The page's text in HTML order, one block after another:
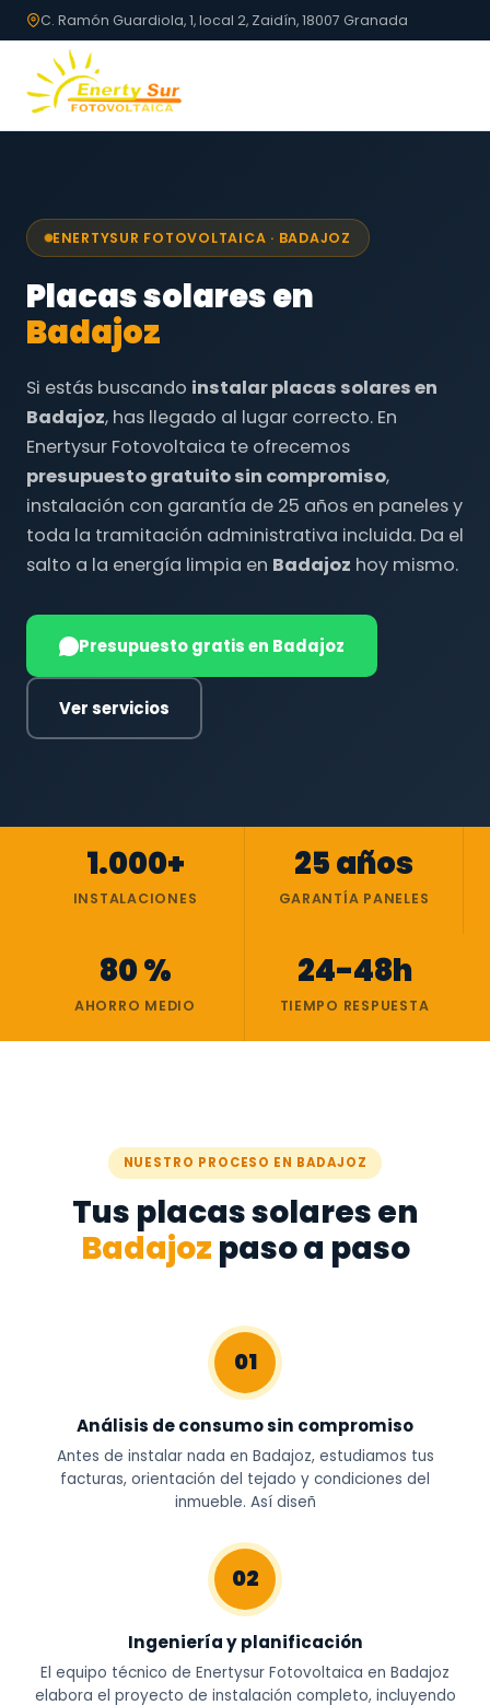
C. Ramón Guardiola, 1, local 2, Zaidín, 18007 Granada
ENERTYSUR FOTOVOLTAICA · BADAJOZ
Placas solares en
Badajoz
Si estás buscando instalar placas solares en
Badajoz, has llegado al lugar correcto. En
Enertysur Fotovoltaica te ofrecemos
presupuesto gratuito sin compromiso,
instalación con garantía de 25 años en paneles y
toda la tramitación administrativa incluida. Da el
salto a la energía limpia en Badajoz hoy mismo.
Presupuesto gratis en Badajoz
Ver servicios
1.000+
INSTALACIONES
25 años
GARANTÍA PANELES
80 %
AHORRO MEDIO
24-48h
TIEMPO RESPUESTA
NUESTRO PROCESO EN BADAJOZ
Tus placas solares en
Badajoz paso a paso
01
Análisis de consumo sin compromiso
Antes de instalar nada en Badajoz, estudiamos tus
facturas, orientación del tejado y condiciones del
inmueble. Así diseñ
02
Ingeniería y planificación
El equipo técnico de Enertysur Fotovoltaica en Badajoz
elabora el proyecto de instalación completo, incluyendo